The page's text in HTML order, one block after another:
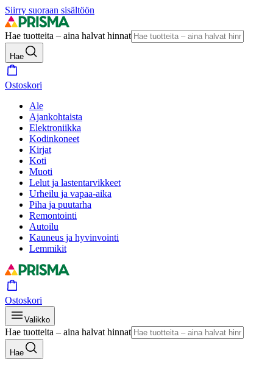
Siirry suoraan sisältöön
Hae tuotteita – aina halvat hinnat
Hae
Ostoskori
Ale
Ajankohtaista
Elektroniikka
Kodinkoneet
Kirjat
Koti
Muoti
Lelut ja lastentarvikkeet
Urheilu ja vapaa-aika
Piha ja puutarha
Remontointi
Autoilu
Kauneus ja hyvinvointi
Lemmikit
Ostoskori
Valikko
Hae tuotteita – aina halvat hinnat
Hae